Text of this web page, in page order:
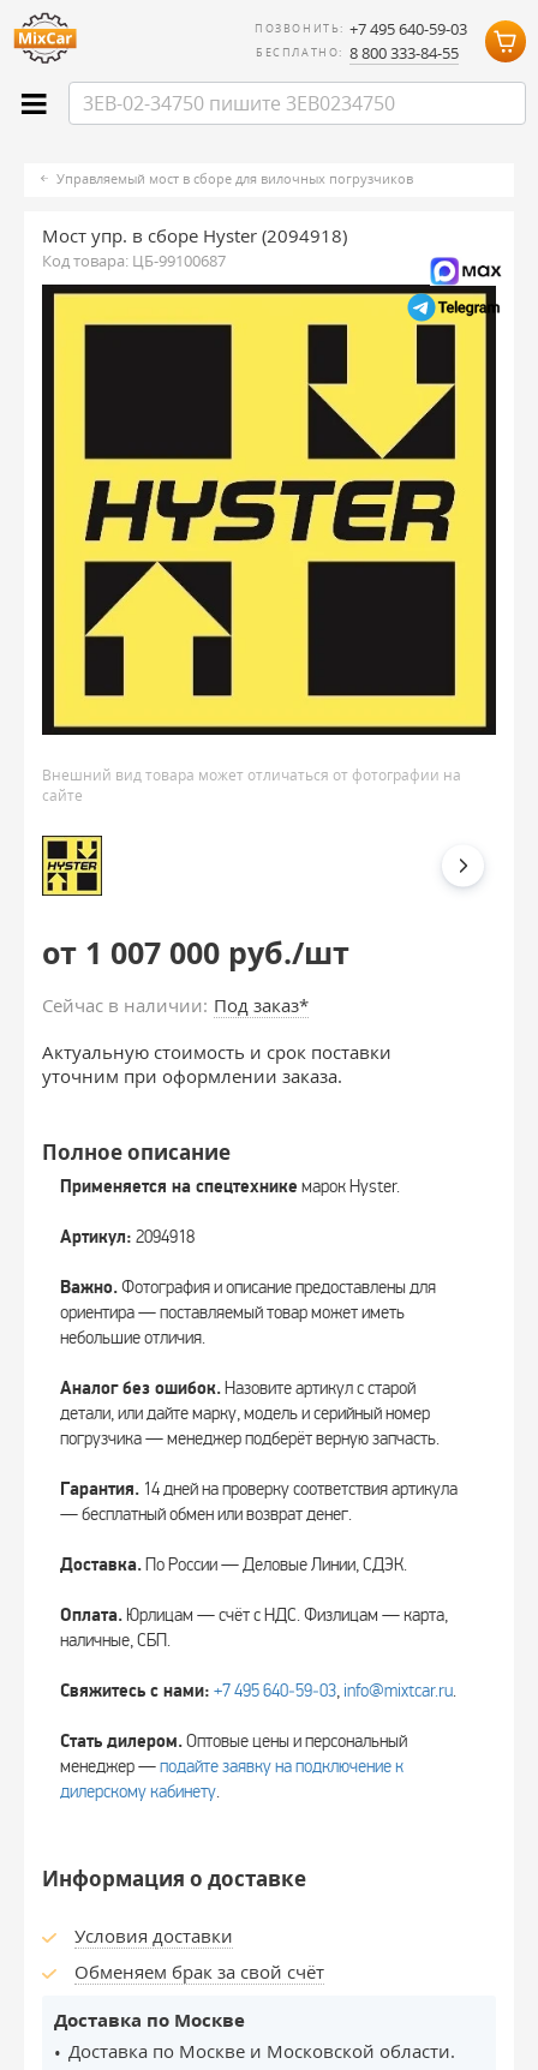
ПОЗВОНИТЬ: +7 495 640-59-03
БЕСПЛАТНО: 8 800 333-84-55
Управляемый мост в сборе для вилочных погрузчиков
Мост упр. в сборе Hyster (2094918)
Код товара: ЦБ-99100687
Внешний вид товара может отличаться от фотографии на
сайте
от 1 007 000 руб./шт
Сейчас в наличии: Под заказ*
Актуальную стоимость и срок поставки
уточним при оформлении заказа.
Полное описание
Применяется на спецтехнике марок Hyster.
Артикул: 2094918
Важно.Фотография и описание предоставлены для
ориентира — поставляемый товар может иметь
небольшие отличия.
Аналог без ошибок.Назовите артикул с старой
детали, или дайте марку, модель и серийный номер
погрузчика — менеджер подберёт верную запчасть.
Гарантия. 14 дней на проверку соответствия артикула
— бесплатный обмен или возврат денег.
Доставка.По России — Деловые Линии, СДЭК.
Оплата. Юрлицам — счёт с НДС. Физлицам — карта,
наличные, СБП.
Свяжитесь с нами: +7 495 640‑59‑03, info@mixtcar.ru.
Стать дилером.Оптовые цены и персональный
менеджер —подайте заявку на подключение к
дилерскому кабинету.
Информация о доставке
Условия доставки
Обменяем брак за свой счёт
Доставка по Москве
Доставка по Москве и Московской области.